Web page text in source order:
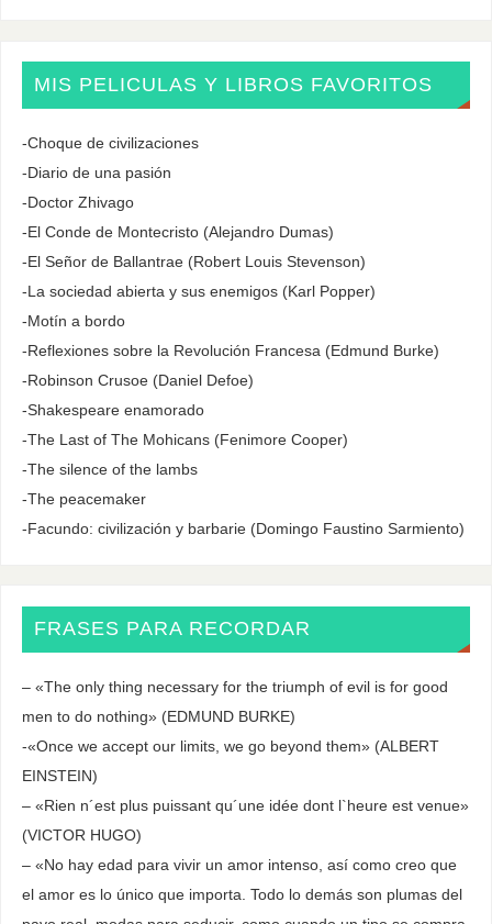
MIS PELICULAS Y LIBROS FAVORITOS
-Choque de civilizaciones
-Diario de una pasión
-Doctor Zhivago
-El Conde de Montecristo (Alejandro Dumas)
-El Señor de Ballantrae (Robert Louis Stevenson)
-La sociedad abierta y sus enemigos (Karl Popper)
-Motín a bordo
-Reflexiones sobre la Revolución Francesa (Edmund Burke)
-Robinson Crusoe (Daniel Defoe)
-Shakespeare enamorado
-The Last of The Mohicans (Fenimore Cooper)
-The silence of the lambs
-The peacemaker
-Facundo: civilización y barbarie (Domingo Faustino Sarmiento)
FRASES PARA RECORDAR
– «The only thing necessary for the triumph of evil is for good
men to do nothing» (EDMUND BURKE)
-«Once we accept our limits, we go beyond them» (ALBERT
EINSTEIN)
– «Rien n´est plus puissant qu´une idée dont l`heure est venue»
(VICTOR HUGO)
– «No hay edad para vivir un amor intenso, así como creo que
el amor es lo único que importa. Todo lo demás son plumas del